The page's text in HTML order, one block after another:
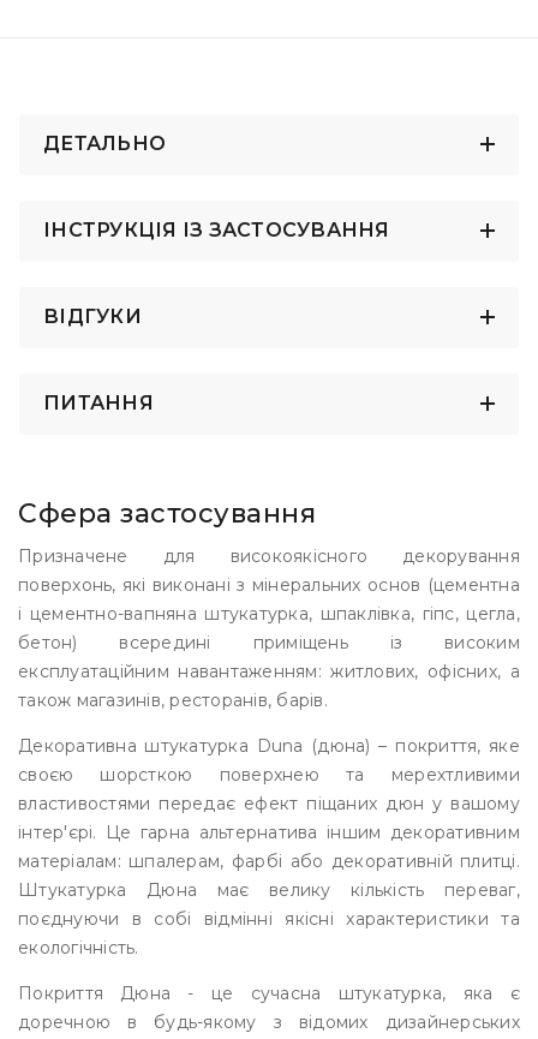
ДЕТАЛЬНО
ІНСТРУКЦІЯ ІЗ ЗАСТОСУВАННЯ
ВІДГУКИ
ПИТАННЯ
Сфера застосування
Призначене для високоякісного декорування
поверхонь, які виконані з мінеральних основ (цементна
і цементно-вапняна штукатурка, шпаклівка, гіпс, цегла,
бетон) всередині приміщень із високим
експлуатаційним навантаженням: житлових, офісних, а
також магазинів, ресторанів, барів.
Декоративна штукатурка Duna (дюна) – покриття, яке
своєю шорсткою поверхнею та мерехтливими
властивостями передає ефект піщаних дюн у вашому
інтер'єрі. Це гарна альтернатива іншим декоративним
матеріалам: шпалерам, фарбі або декоративній плитці.
Штукатурка Дюна має велику кількість переваг,
поєднуючи в собі відмінні якісні характеристики та
екологічність.
Покриття Дюна - це сучасна штукатурка, яка є
доречною в будь-якому з відомих дизайнерських